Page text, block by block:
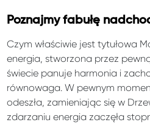
Poznajmy fabułę
Czym właściwie jest tytułowa
energia, stworzona przez
świecie panuje harmonia i
równowaga. W pewnym
odeszła, zamieniając się w
zdarzaniu energia zaczęła